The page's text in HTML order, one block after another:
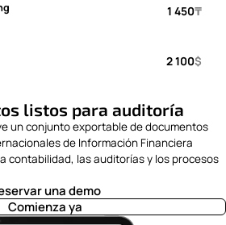
1 450₸
2 100$
listos para auditoría
un conjunto exportable de documentos
de Información Financiera
contabilidad, las auditorías y los procesos
una demo
Comienza ya